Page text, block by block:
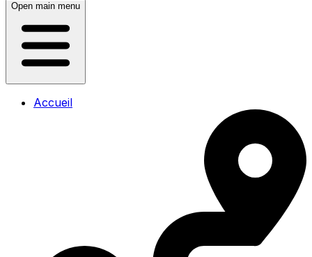
Open main menu
Accueil